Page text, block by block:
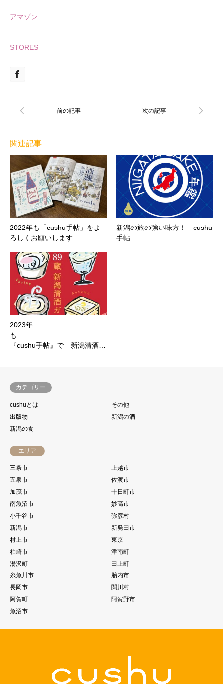
アマゾン
STORES
関連記事
2022年も「cushu手帖」をよ
ろしくお願いします
新潟の旅の強い味方！ cushu
手帖
2023年
も
『cushu手帖』で 新潟清酒…
カテゴリー
cushuとは
その他
出版物
新潟の酒
新潟の食
エリア
三条市
上越市
五泉市
佐渡市
加茂市
十日町市
南魚沼市
妙高市
小千谷市
弥彦村
新潟市
新発田市
村上市
東京
柏崎市
津南町
湯沢町
田上町
糸魚川市
胎内市
長岡市
関川村
阿賀町
阿賀野市
魚沼市